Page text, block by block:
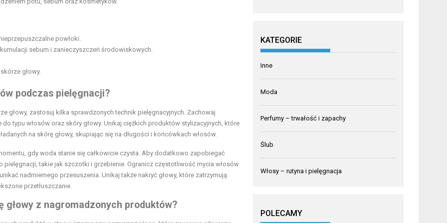
powłoki.
sebum i zanieczyszczeń środowiskowych.
głowy.
podczas pielęgnacji?
głowy, zastosuj kilka sprawdzonych technik pielęgnacyjnych. Zachowaj
typu włosów oraz skóry głowy. Unikaj ciężkich produktów stylizacyjnych, które
na skórę głowy, skupiając się na długości i końcówkach włosów.
gdy woda stanie się całkowicie czysta. Aby dodatkowo zapobiegać
takie jak szczotki i grzebienie. Ogranicz częstotliwość mycia włosów
nadmiernego przesuszenia. Unikaj także nakryć głowy, które zatrzymują
przetłuszczanie.
z nagromadzonych produktów?
KATEGORIE
Inne
Moda
Perfumy – trwałość i zapachy
Ślub
Włosy – rutyna i pielęgnacja
POLECAMY